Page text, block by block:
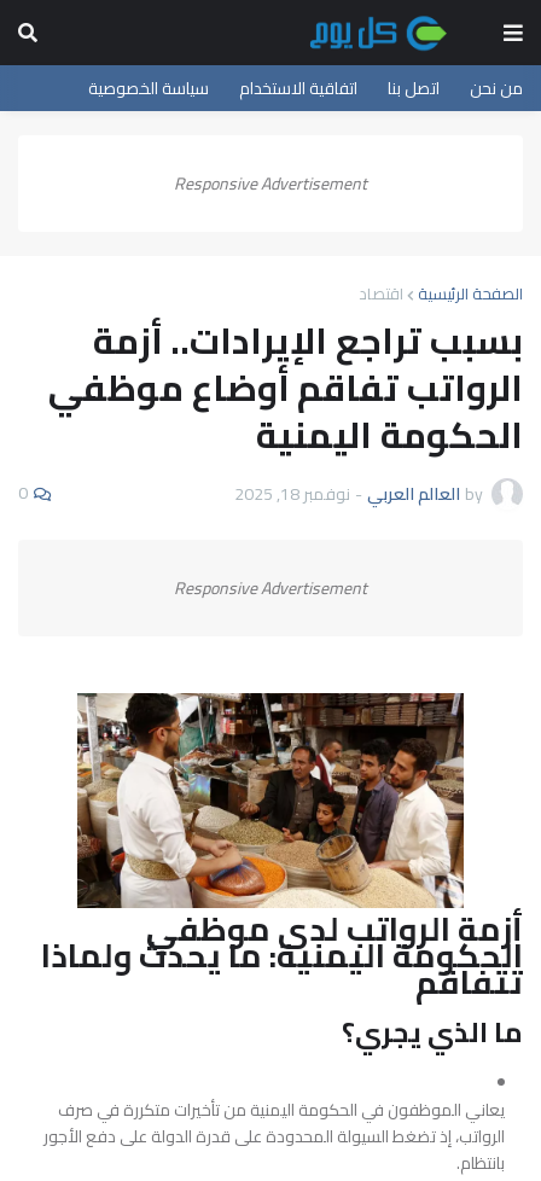
من نحن اتصل بنا اتفاقية الاستخدام سياسة الخصوصية
Responsive Advertisement
الصفحة الرئيسية اقتصاد
بسبب تراجع الإيرادات.. أزمة
الرواتب تفاقم أوضاع موظفي
الحكومة اليمنية
by العالم العربي- نوفمبر 18, 2025 0
Responsive Advertisement
أزمة الرواتب لدى موظفي
الحكومة اليمنية: ما يحدث ولماذا
تتفاقم
ما الذي يجري؟
يعاني الموظفون في الحكومة اليمنية من تأخيرات متكررة في صرف
الرواتب، إذ تضغط السيولة المحدودة على قدرة الدولة على دفع الأجور
بانتظام.